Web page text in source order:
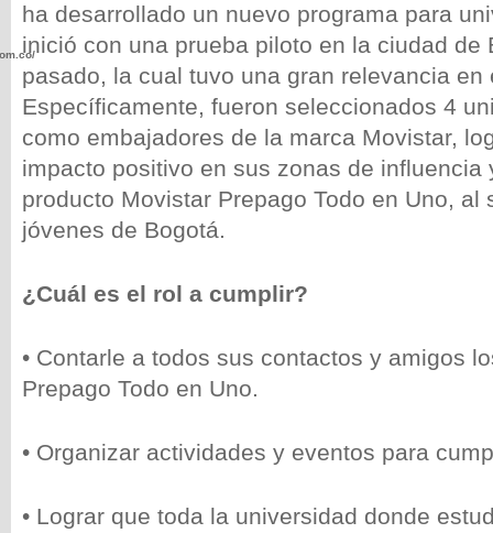
ha desarrollado un nuevo programa para
inició con una prueba piloto en la ciudad de
pasado, la cual tuvo una gran relevancia en
Específicamente, fueron seleccionados 4
como embajadores de la marca Movistar,
impacto positivo en sus zonas de influencia
producto Movistar Prepago Todo en Uno, al
jóvenes de Bogotá.
¿Cuál es el rol a cumplir?
• Contarle a todos sus contactos y amigos
Prepago Todo en Uno.
• Organizar actividades y eventos para
• Lograr que toda la universidad donde
wp-
wp-